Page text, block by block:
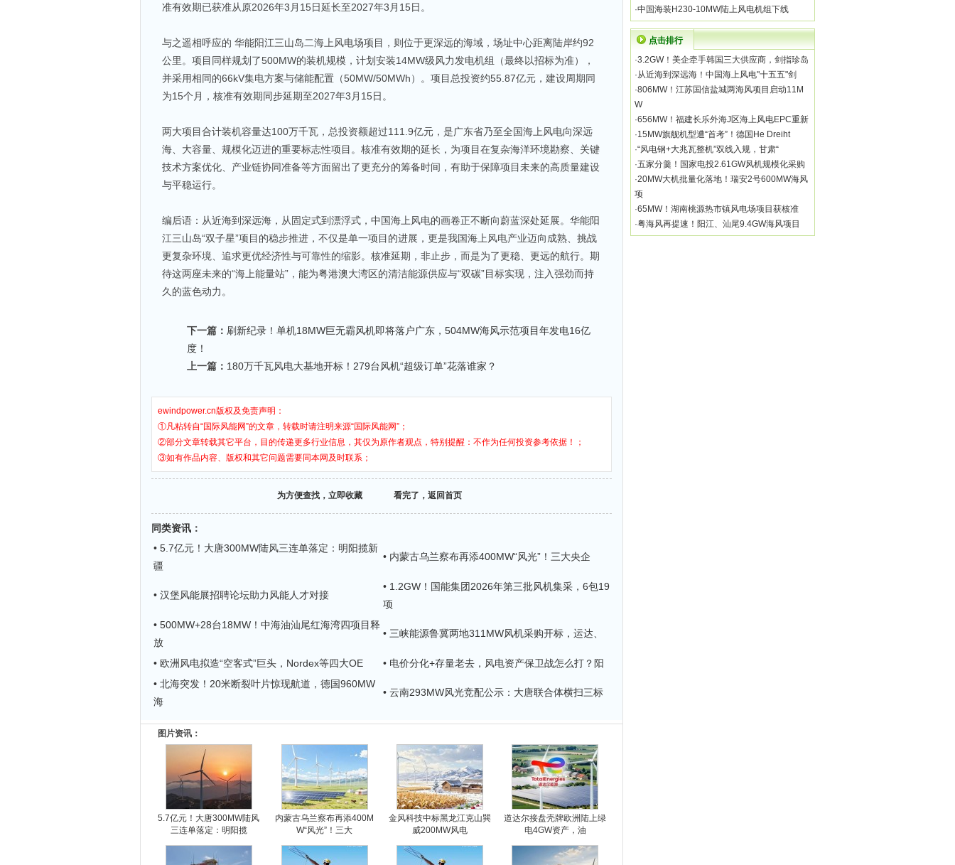
准有效期已获准从原2026年3月15日延长至2027年3月15日。
与之遥相呼应的 华能阳江三山岛二海上风电场项目，则位于更深远的海域，场址中心距离陆岸约92
公里。项目同样规划了500MW的装机规模，计划安装14MW级风力发电机组（最终以招标为准），
并采用相同的66kV集电方案与储能配置（50MW/50MWh）。项目总投资约55.87亿元，建设周期同
为15个月，核准有效期同步延期至2027年3月15日。
两大项目合计装机容量达100万千瓦，总投资额超过111.9亿元，是广东省乃至全国海上风电向深远
海、大容量、规模化迈进的重要标志性项目。核准有效期的延长，为项目在复杂海洋环境勘察、关键
技术方案优化、产业链协同准备等方面留出了更充分的筹备时间，有助于保障项目未来的高质量建设
与平稳运行。
编后语：从近海到深远海，从固定式到漂浮式，中国海上风电的画卷正不断向蔚蓝深处延展。华能阳
江三山岛“双子星”项目的稳步推进，不仅是单一项目的进展，更是我国海上风电产业迈向成熟、挑战
更复杂环境、追求更优经济性与可靠性的缩影。核准延期，非止步，而是为了更稳、更远的航行。期
待这两座未来的“海上能量站”，能为粤港澳大湾区的清洁能源供应与“双碳”目标实现，注入强劲而持
久的蓝色动力。
下一篇： 刷新纪录！单机18MW巨无霸风机即将落户广东，504MW海风示范项目年发电16亿
度！
上一篇： 180万千瓦风电大基地开标！279台风机“超级订单”花落谁家？
ewindpower.cn版权及免责声明：
①凡粘转自“国际风能网”的文章，转载时请注明来源“国际风能网”；
②部分文章转载其它平台，目的传递更多行业信息，其仅为原作者观点，特别提醒：不作为任何投资参考依据！；
③如有作品内容、版权和其它问题需要同本网及时联系；
为方便查找，立即收藏 看完了，返回首页
同类资讯 ：
• 5.7亿元！大唐300MW陆风三连单落定：明阳揽新
疆
• 内蒙古乌兰察布再添400MW“风光”！三大央企
• 汉堡风能展招聘论坛助力风能人才对接
• 1.2GW！国能集团2026年第三批风机集采，6包19
项
• 500MW+28台18MW！中海油汕尾红海湾四项目释
放
• 三峡能源鲁冀两地311MW风机采购开标，运达、
• 欧洲风电拟造“空客式”巨头，Nordex等四大OE
• 电价分化+存量老去，风电资产保卫战怎么打？阳
• 北海突发！20米断裂叶片惊现航道，德国960MW
海
• 云南293MW风光竞配公示：大唐联合体横扫三标
图片资讯：
5.7亿元！大唐300MW陆风
三连单落定：明阳揽
内蒙古乌兰察布再添400M
W“风光”！三大
金风科技中标黑龙江克山巽
威200MW风电
道达尔接盘壳牌欧洲陆上绿
电4GW资产，油
·中国海装H230-10MW陆上风电机组下线
点击排行
·3.2GW！美企牵手韩国三大供应商，剑指珍岛
·从近海到深远海！中国海上风电"十五五"剑
·806MW！江苏国信盐城两海风项目启动11M
W
·656MW！福建长乐外海J区海上风电EPC重新
·15MW旗舰机型遭“首考”！德国He Dreiht
·“风电钢+大兆瓦整机”双线入规，甘肃“
·五家分羹！国家电投2.61GW风机规模化采购
·20MW大机批量化落地！瑞安2号600MW海风
项
·65MW！湖南桃源热市镇风电场项目获核准
·粤海风再提速！阳江、汕尾9.4GW海风项目